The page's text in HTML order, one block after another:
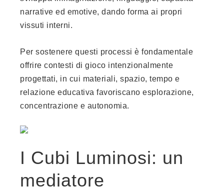
narrative ed emotive, dando forma ai propri
vissuti interni.
Per sostenere questi processi è fondamentale
offrire contesti di gioco intenzionalmente
progettati, in cui materiali, spazio, tempo e
relazione educativa favoriscano esplorazione,
concentrazione e autonomia.
I Cubi Luminosi: un
mediatore